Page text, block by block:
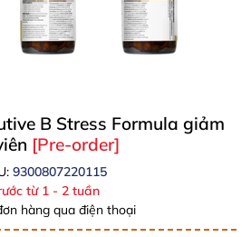
B Stress Formula giảm
[Pre-order]
9300807220115
từ 1 - 2 tuần
hàng qua điện thoại